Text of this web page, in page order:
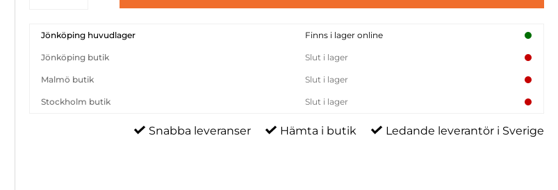
Jönköping huvudlager Finns i lager online
Jönköping butik Slut i lager
Malmö butik Slut i lager
Stockholm butik Slut i lager
Snabba leveranser Hämta i butik Ledande leverantör i Sverige